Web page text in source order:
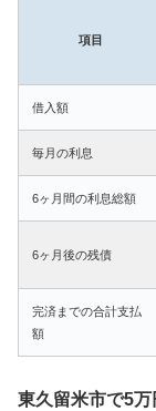
項目
借入額
毎月の利息
6ヶ月間の利息総額
6ヶ月後の残債
完済までの合計支払
額
東久留米市で5